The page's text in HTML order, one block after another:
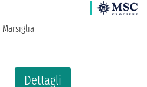
Dettagli
Marsiglia